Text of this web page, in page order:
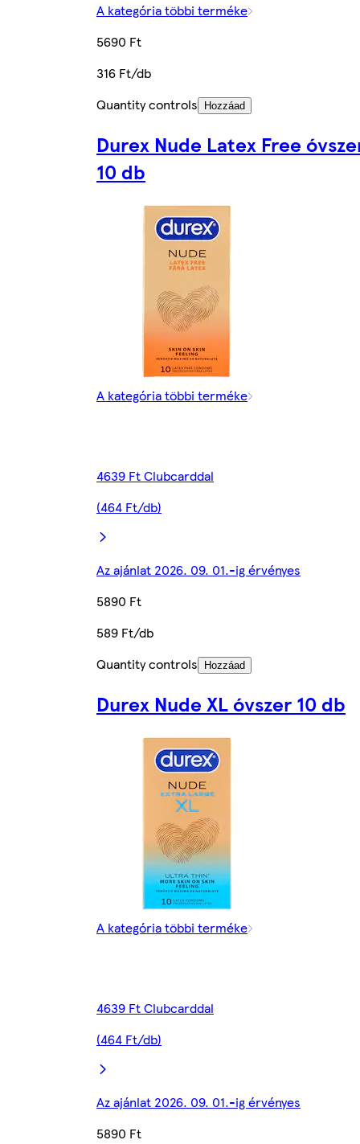
A kategória többi terméke
5690 Ft
316 Ft/db
Quantity controls
Hozzáad
Durex Nude Latex Free
10 db
A kategória többi terméke
4639 Ft Clubcarddal
(464 Ft/db)
Az ajánlat 2026. 09. 01.-ig érvényes
5890 Ft
589 Ft/db
Quantity controls
Hozzáad
Durex Nude XL óvszer 10 db
A kategória többi terméke
4639 Ft Clubcarddal
(464 Ft/db)
Az ajánlat 2026. 09. 01.-ig érvényes
5890 Ft